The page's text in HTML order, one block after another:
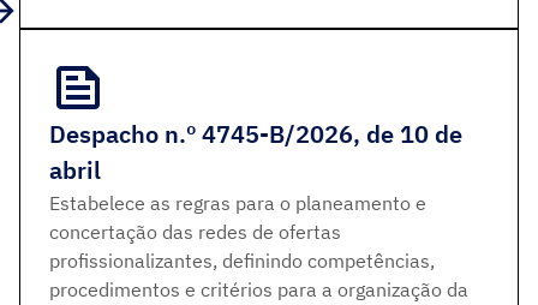
Despacho n.º 4745-B/2026, de 10 de
abril
Estabelece as regras para o planeamento e
concertação das redes de ofertas
profissionalizantes, definindo competências,
procedimentos e critérios para a organização da